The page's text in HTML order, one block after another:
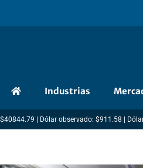
Industrias
| Dólar observado: $911.58 |